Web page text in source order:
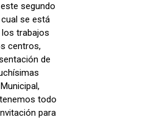
segundo
se está
trabajos
centros,
de
todo
para